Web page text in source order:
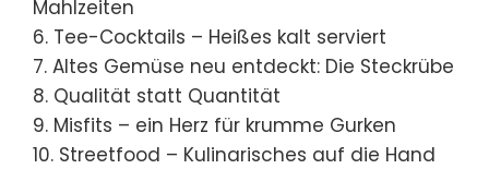
Mahlzeiten
6. Tee-Cocktails – Heißes kalt serviert
7. Altes Gemüse neu entdeckt: Die Steckrübe
8. Qualität statt Quantität
9. Misfits – ein Herz für krumme Gurken
10. Streetfood – Kulinarisches auf die Hand